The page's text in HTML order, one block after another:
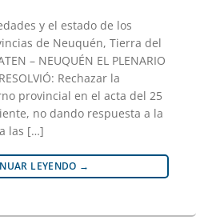
y el estado de los
de Neuquén, Tierra del
– NEUQUÉN EL PLENARIO
Rechazar la
provincial en el acta del 25
no dando respuesta a la
las […]
LEYENDO →